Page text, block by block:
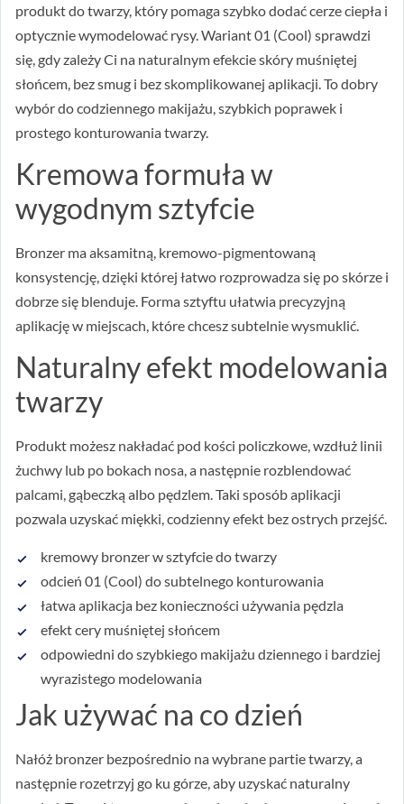
produkt do twarzy, który pomaga szybko dodać cerze ciepła i
optycznie wymodelować rysy. Wariant 01 (Cool) sprawdzi
się, gdy zależy Ci na naturalnym efekcie skóry muśniętej
słońcem, bez smug i bez skomplikowanej aplikacji. To dobry
wybór do codziennego makijażu, szybkich poprawek i
prostego konturowania twarzy.
Kremowa formuła w
wygodnym sztyfcie
Bronzer ma aksamitną, kremowo-pigmentowaną
konsystencję, dzięki której łatwo rozprowadza się po skórze i
dobrze się blenduje. Forma sztyftu ułatwia precyzyjną
aplikację w miejscach, które chcesz subtelnie wysmuklić.
Naturalny efekt modelowania
twarzy
Produkt możesz nakładać pod kości policzkowe, wzdłuż linii
żuchwy lub po bokach nosa, a następnie rozblendować
palcami, gąbeczką albo pędzlem. Taki sposób aplikacji
pozwala uzyskać miękki, codzienny efekt bez ostrych przejść.
kremowy bronzer w sztyfcie do twarzy
odcień 01 (Cool) do subtelnego konturowania
łatwa aplikacja bez konieczności używania pędzla
efekt cery muśniętej słońcem
odpowiedni do szybkiego makijażu dziennego i bardziej
wyrazistego modelowania
Jak używać na co dzień
Nałóż bronzer bezpośrednio na wybrane partie twarzy, a
następnie rozetrzyj go ku górze, aby uzyskać naturalny